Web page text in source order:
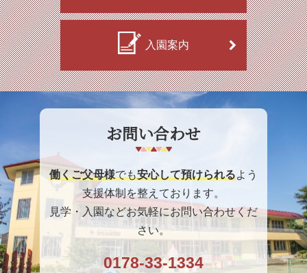
入園案内
お問い合わせ
働くご父母様でも安心して預けられるよう
支援体制を整えております。
見学・入園などお気軽にお問い合わせくだ
さい。
0178-33-1334